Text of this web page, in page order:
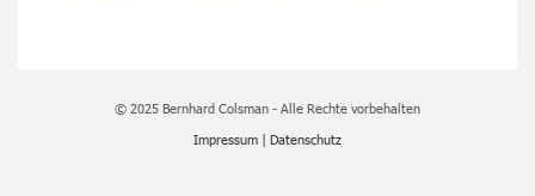
© 2025 Bernhard Colsman - Alle Rechte vorbehalten
Impressum
Datenschutz